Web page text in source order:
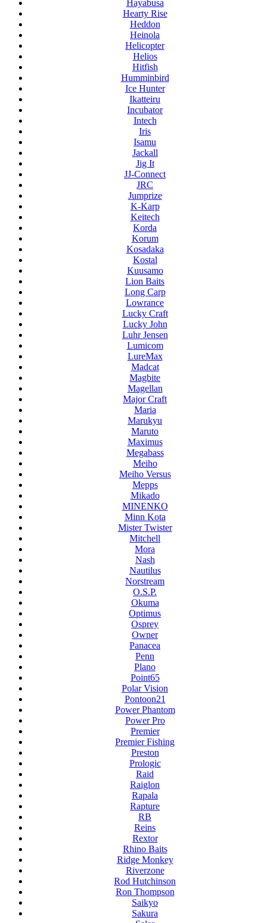
Hayabusa
Hearty Rise
Heddon
Heinola
Helicopter
Helios
Hitfish
Humminbird
Ice Hunter
Ikatteiru
Incubator
Intech
Iris
Isamu
Jackall
Jig It
JJ-Connect
JRC
Jumprize
K-Karp
Keitech
Korda
Korum
Kosadaka
Kostal
Kuusamo
Lion Baits
Long Carp
Lowrance
Lucky Craft
Lucky John
Luhr Jensen
Lumicom
LureMax
Madcat
Magbite
Magellan
Major Craft
Maria
Marukyu
Maruto
Maximus
Megabass
Meiho
Meiho Versus
Mepps
Mikado
MINENKO
Minn Kota
Mister Twister
Mitchell
Mora
Nash
Nautilus
Norstream
O.S.P.
Okuma
Optimus
Osprey
Owner
Panacea
Penn
Plano
Point65
Polar Vision
Pontoon21
Power Phantom
Power Pro
Premier
Premier Fishing
Preston
Prologic
Raid
Raiglon
Rapala
Rapture
RB
Reins
Rextor
Rhino Baits
Ridge Monkey
Riverzone
Rod Hutchinson
Ron Thompson
Saikyo
Sakura